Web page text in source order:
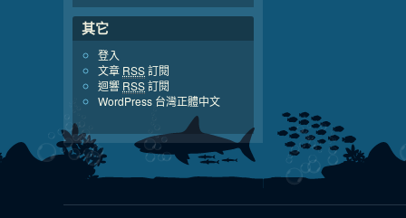
其它
登入
文章 RSS訂閱
迴響 RSS訂閱
WordPress 台灣正體中文